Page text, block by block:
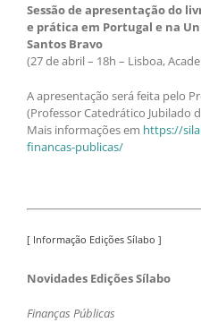
Sessão de apresentação do
e prática em Portugal e na
Santos Bravo
(27 de abril – 18h – Lisboa,
A apresentação será feita pelo
(Professor Catedrático Jubilado
Mais informações em https://
financas-publicas/
[ Informação Edições Sílabo ]
Novidades Edições Sílabo
Finanças Públicas